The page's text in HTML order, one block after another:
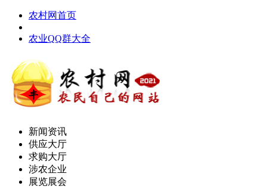
农村网首页
农业QQ群大全
新闻资讯
供应大厅
求购大厅
涉农企业
展览展会